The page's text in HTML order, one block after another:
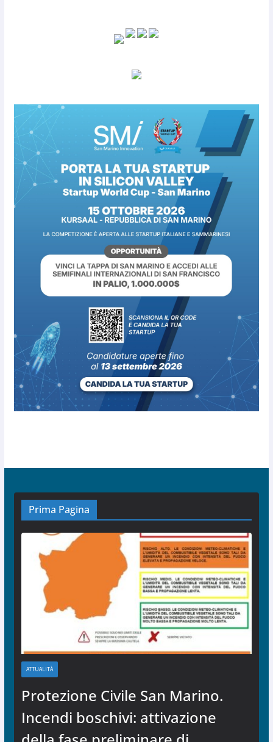
Prima Pagina
ATTUALITÀ
Protezione Civile San Marino.
Incendi boschivi: attivazione